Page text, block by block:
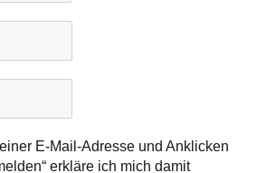
E-Mail-Adresse und Anklicken
erkläre ich mich damit